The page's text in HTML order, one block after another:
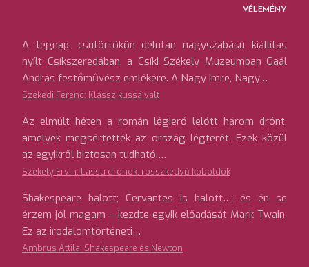
VÉLEMÉNY
A tegnap, csütörtökön délután nagyszabású kiállítás
nyílt Csíkszeredában, a Csíki Székely Múzeumban Gaál
András festőművész emlékére. A Nagy Imre, Nagy…
Székedi Ferenc: Klasszikussá vált
Az elmúlt héten a román légierő lelőtt három drónt,
amelyek megsértették az ország légterét. Ezek közül
az egyikről biztosan tudható,…
Székely Ervin: Lassú drónok, rosszkedvű koboldok
Shakespeare halott; Cervantes is halott…; és én se
érzem jól magam – kezdte egyik előadását Mark Twain.
Ez az irodalomtörténeti…
Ambrus Attila: Shakespeare és Newton